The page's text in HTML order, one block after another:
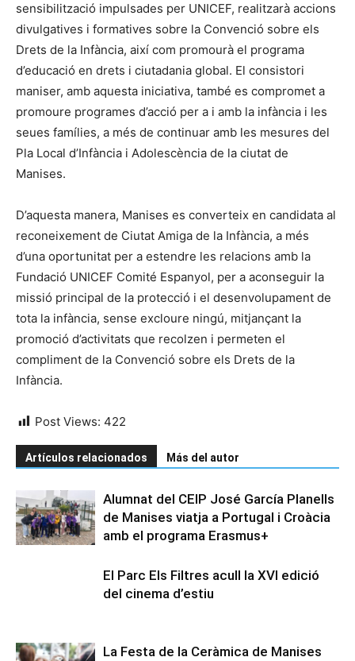
sensibilització impulsades per UNICEF, realitzarà accions
divulgatives i formatives sobre la Convenció sobre els
Drets de la Infància, així com promourà el programa
d’educació en drets i ciutadania global. El consistori
maniser, amb aquesta iniciativa, també es compromet a
promoure programes d’acció per a i amb la infància i les
seues famílies, a més de continuar amb les mesures del
Pla Local d’Infància i Adolescència de la ciutat de
Manises.
D’aquesta manera, Manises es converteix en candidata al
reconeixement de Ciutat Amiga de la Infància, a més
d’una oportunitat per a estendre les relacions amb la
Fundació UNICEF Comité Espanyol, per a aconseguir la
missió principal de la protecció i el desenvolupament de
tota la infància, sense excloure ningú, mitjançant la
promoció d’activitats que recolzen i permeten el
compliment de la Convenció sobre els Drets de la
Infància.
Post Views: 422
Artículos relacionados Más del autor
Alumnat del CEIP José García Planells
de Manises viatja a Portugal i Croàcia
amb el programa Erasmus+
El Parc Els Filtres acull la XVI edició
del cinema d’estiu
La Festa de la Ceràmica de Manises